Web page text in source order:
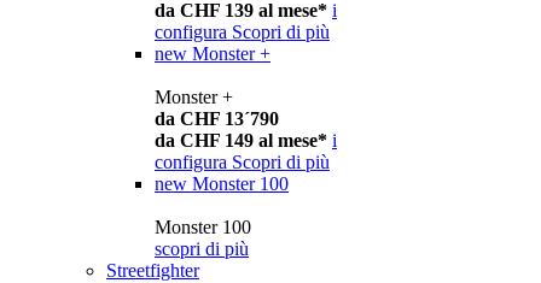
da CHF 139 al mese* i
configura Scopri di più
new Monster +
Monster +
da CHF 13´790
da CHF 149 al mese* i
configura Scopri di più
new Monster 100
Monster 100
scopri di più
Streetfighter